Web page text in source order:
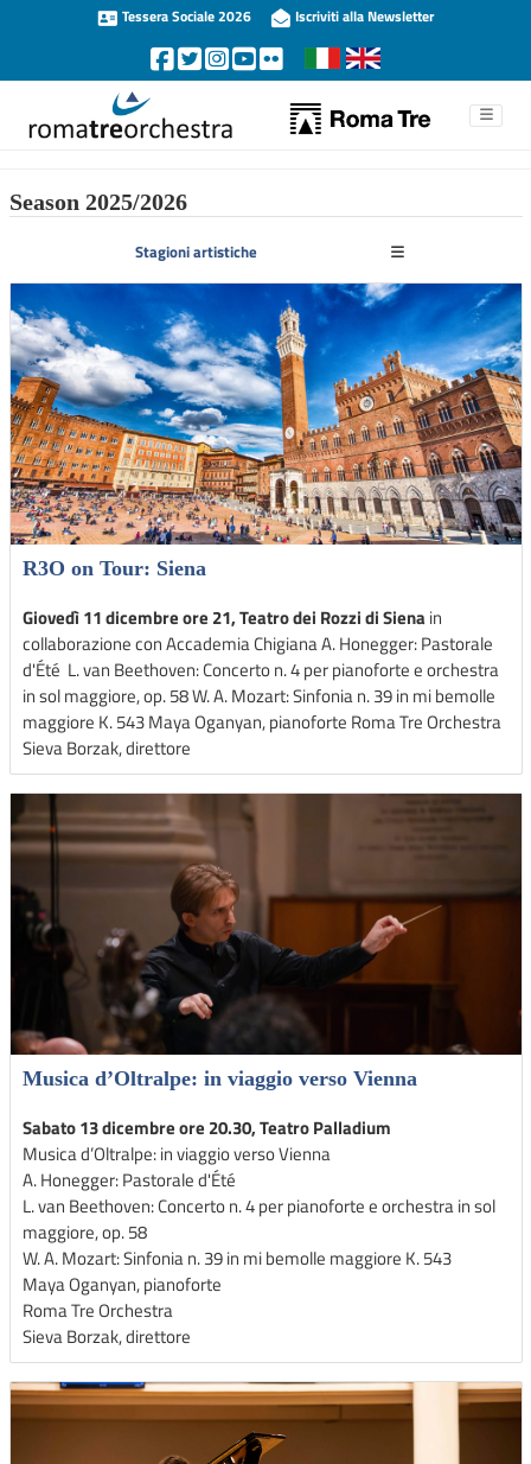
Tessera Sociale 2026 Iscriviti alla Newsletter
Season 2025/2026
Stagioni artistiche
R3O on Tour: Siena
Giovedì 11 dicembre ore 21, Teatro dei Rozzi di Sienain
collaborazione con Accademia Chigiana A. Honegger: Pastorale
d'Été L. van Beethoven: Concerto n. 4 per pianoforte e orchestra
in sol maggiore, op. 58 W. A. Mozart: Sinfonia n. 39 in mi bemolle
maggiore K. 543 Maya Oganyan, pianoforte Roma Tre Orchestra
Sieva Borzak, direttore
Musica d’Oltralpe: in viaggio verso Vienna
Sabato 13 dicembre ore 20.30, Teatro Palladium
Musica d’Oltralpe: in viaggio verso Vienna
A. Honegger: Pastorale d'Été
L. van Beethoven: Concerto n. 4 per pianoforte e orchestra in sol
maggiore, op. 58
W. A. Mozart: Sinfonia n. 39 in mi bemolle maggiore K. 543
Maya Oganyan, pianoforte
Roma Tre Orchestra
Sieva Borzak, direttore